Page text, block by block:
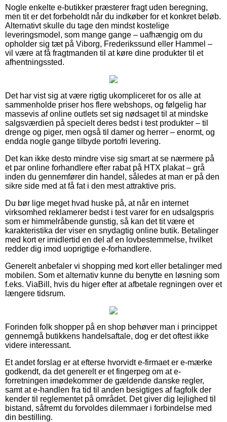
Nogle enkelte e-butikker præsterer fragt uden beregning,
men tit er det forbeholdt når du indkøber for et konkret beløb.
Alternativt skulle du tage den mindst kostelige
leveringsmodel, som mange gange – uafhængig om du
opholder sig tæt på Viborg, Frederikssund eller Hammel –
vil være at få fragtmanden til at køre dine produkter til et
afhentningssted.
Det har vist sig at være rigtig ukompliceret for os alle at
sammenholde priser hos flere webshops, og følgelig har
massevis af online outlets set sig nødsaget til at mindske
salgsværdien på specielt deres bedst i test produkter – til
drenge og piger, men også til damer og herrer – enormt, og
endda nogle gange tilbyde portofri levering.
Det kan ikke desto mindre vise sig smart at se nærmere på
et par online forhandlere efter rabat på HTX plakat – grå
inden du gennemfører din handel, således at man er på den
sikre side med at få fat i den mest attraktive pris.
Du bør lige meget hvad huske på, at når en internet
virksomhed reklamerer bedst i test varer for en udsalgspris
som er himmelråbende gunstig, så kan det tit være et
karakteristika der viser en snydagtig online butik. Betalinger
med kort er imidlertid en del af en lovbestemmelse, hvilket
redder dig imod uoprigtige e-forhandlere.
Generelt anbefaler vi shopping med kort eller betalinger med
mobilen. Som et alternativ kunne du benytte en løsning som
f.eks. ViaBill, hvis du higer efter at afbetale regningen over et
længere tidsrum.
Forinden folk shopper på en shop behøver man i princippet
gennemgå butikkens handelsaftale, dog er det oftest ikke
videre interessant.
Et andet forslag er at efterse hvorvidt e-firmaet er e-mærke
godkendt, da det generelt er et fingerpeg om at e-
forretningen imødekommer de gældende danske regler,
samt at e-handlen fra tid til anden besigtiges af fagfolk der
kender til reglementet på området. Det giver dig lejlighed til
bistand, såfremt du forvoldes dilemmaer i forbindelse med
din bestilling.